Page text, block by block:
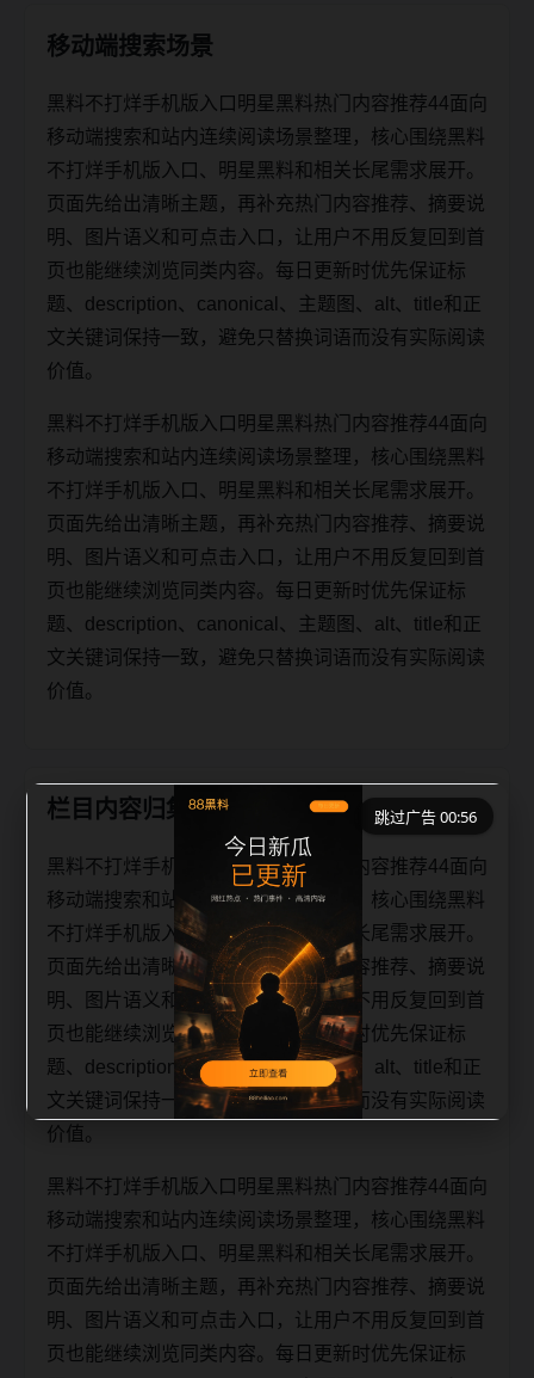
移动端搜索场景
黑料不打烊手机版入口明星黑料热门内容推荐44面向
移动端搜索和站内连续阅读场景整理，核心围绕黑料
不打烊手机版入口、明星黑料和相关长尾需求展开。
页面先给出清晰主题，再补充热门内容推荐、摘要说
明、图片语义和可点击入口，让用户不用反复回到首
页也能继续浏览同类内容。每日更新时优先保证标
题、description、canonical、主题图、alt、title和正
文关键词保持一致，避免只替换词语而没有实际阅读
价值。
黑料不打烊手机版入口明星黑料热门内容推荐44面向
移动端搜索和站内连续阅读场景整理，核心围绕黑料
不打烊手机版入口、明星黑料和相关长尾需求展开。
页面先给出清晰主题，再补充热门内容推荐、摘要说
明、图片语义和可点击入口，让用户不用反复回到首
页也能继续浏览同类内容。每日更新时优先保证标
题、description、canonical、主题图、alt、title和正
文关键词保持一致，避免只替换词语而没有实际阅读
价值。
栏目内容归集
黑料不打烊手机版入口明星黑料热门内容推荐44面向
移动端搜索和站内连续阅读场景整理，核心围绕黑料
不打烊手机版入口、明星黑料和相关长尾需求展开。
页面先给出清晰主题，再补充热门内容推荐、摘要说
明、图片语义和可点击入口，让用户不用反复回到首
页也能继续浏览同类内容。每日更新时优先保证标
题、description、canonical、主题图、alt、title和正
文关键词保持一致，避免只替换词语而没有实际阅读
价值。
黑料不打烊手机版入口明星黑料热门内容推荐44面向
移动端搜索和站内连续阅读场景整理，核心围绕黑料
不打烊手机版入口、明星黑料和相关长尾需求展开。
页面先给出清晰主题，再补充热门内容推荐、摘要说
明、图片语义和可点击入口，让用户不用反复回到首
页也能继续浏览同类内容。每日更新时优先保证标
跳过广告 00:56